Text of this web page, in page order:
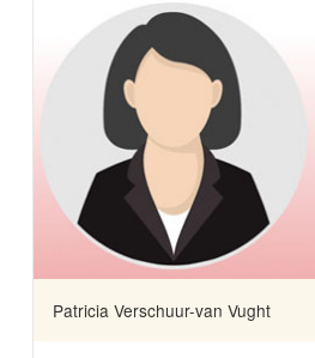
Patricia Verschuur-van Vught